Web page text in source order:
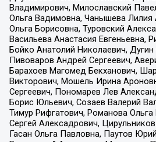
Владимирович, Милославский
Ольга Вадимовна, Чанышева Лилия
Ольга Борисовна, Туровский
Васильева Анастасия Евгеньевна,
Бойко Анатолий Николаевич, Дугин
Пивоваров Андрей Сергеевич,
Барахоев Магомед Бекханович,
Викторович, Мошель Ирина
Сергеевич, Пономарев Лев
Борис Юльевич, Созаев Валерий
Тимур Рифгатович, Романова
Сергей Алексадрович,
Гасан Ольга Павловна, Паутов